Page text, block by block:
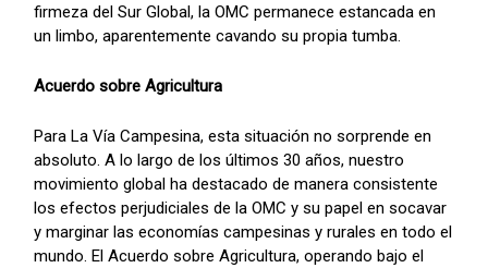
firmeza del Sur Global, la OMC permanece estancada en
un limbo, aparentemente cavando su propia tumba.
Acuerdo sobre Agricultura
Para La Vía Campesina, esta situación no sorprende en
absoluto. A lo largo de los últimos 30 años, nuestro
movimiento global ha destacado de manera consistente
los efectos perjudiciales de la OMC y su papel en socavar
y marginar las economías campesinas y rurales en todo el
mundo. El Acuerdo sobre Agricultura, operando bajo el